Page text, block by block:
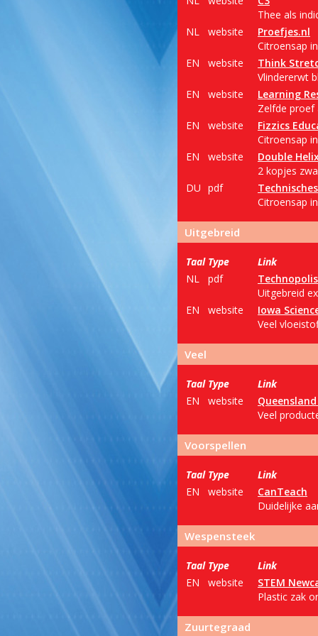
Thee als
NL
website
Proefjes.nl
Citroensap
EN
website
Think
Vlindererwt
EN
website
Learning
Zelfde proef
EN
website
Fizzics
Citroensap
EN
website
Double
2 kopjes
DU pdf
Citroensap
Uitgebreid
Taal Type
Link
NL
pdf
Technopolis
Uitgebreid
EN
website
Iowa
Veel
Veel
Taal Type
Link
EN
website
Veel
Voorspellen
Taal Type
Link
EN
website
CanTeach
Duidelijke
Wespensteek
Taal Type
Link
EN
website
STEM
Plastic zak
Zuurtegraad